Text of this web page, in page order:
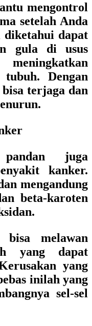
mengontrol
setelah Anda
dapat
gula di usus
Dengan
terjaga dan
juga
kanker.
mengandung
beta-karoten
melawan
yang dapat
yang
inilah yang
sel-sel